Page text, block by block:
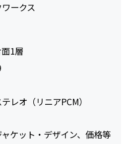
ークス
1層
レオ（リニアPCM）
ケット・デザイン、価格等